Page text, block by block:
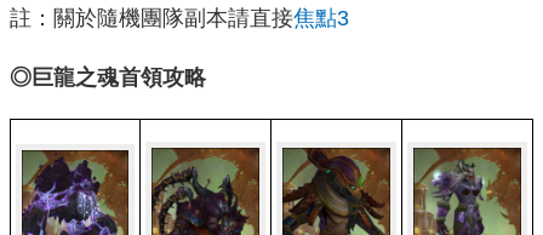
註：關於隨機團隊副本請直接焦點3
◎巨龍之魂首領攻略